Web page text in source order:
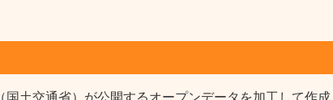
土交通省）が公開するオープンデータを加工して作成